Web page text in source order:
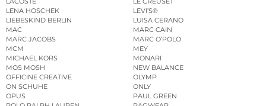
LENA HOSCHEK
LEVI’S®
LIEBESKIND BERLIN
LUISA CERANO
MAC
MARC CAIN
MARC JACOBS
MARC O’POLO
MCM
MEY
MICHAEL KORS
MONARI
MOS MOSH
NEW BALANCE
OFFICINE CREATIVE
OLYMP
ON SCHUHE
ONLY
OPUS
PAUL GREEN